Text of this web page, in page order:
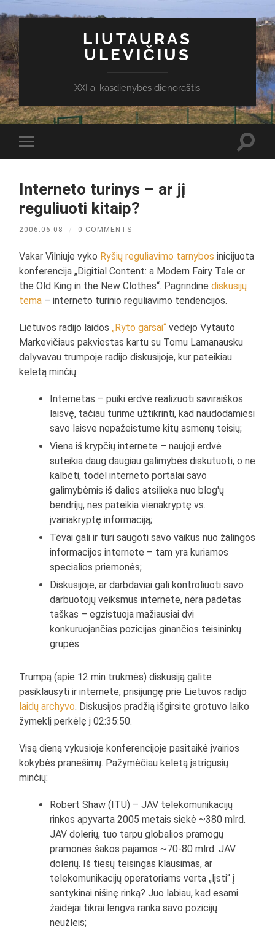
LIUTAURAS
ULEVIČIUS
XXI a. kasdienybės dienoraštis
Toggle
mobile
Interneto turinys – ar jį
reguliuoti kitaip?
2006.06.08 / 0 COMMENTS
Vakar Vilniuje vyko Ryšių reguliavimo tarnybos inicijuota
konferencija „Digitial Content: a Modern Fairy Tale or
the Old King in the New Clothes“. Pagrindinėdiskusijų
tema – interneto turinio reguliavimo tendencijos.
Lietuvos radijo laidos„Ryto garsai“ vedėjo Vytauto
Markevičiaus pakviestas kartu su Tomu Lamanausku
dalyvavau trumpoje radijo diskusijoje, kur pateikiau
keletą minčių:
Internetas – puiki erdvė realizuoti saviraiškos
laisvę, tačiau turime užtikrinti, kad naudodamiesi
savo laisve nepažeistume kitų asmenų teisių;
Viena iš krypčių internete – naujoji erdvė
suteikia daug daugiau galimybės diskutuoti, o ne
kalbėti, todėl interneto portalai savo
galimybėmis iš dalies atsilieka nuo blog'ų
bendrijų, nes pateikia vienakryptę vs.
įvairiakryptę informaciją;
Tėvai gali ir turi saugoti savo vaikus nuo žalingos
informacijos internete – tam yra kuriamos
specialios priemonės;
Diskusijoje, ar darbdaviai gali kontroliuoti savo
darbuotojų veiksmus internete, nėra padėtas
taškas – egzistuoja mažiausiai dvi
konkuruojančias pozicijas ginančios teisininkų
grupės.
Trumpą (apie 12 min trukmės) diskusiją galite
pasiklausyti ir internete, prisijungę prie Lietuvos radijo
laidų archyvo. Diskusijos pradžią išgirsite grotuvo laiko
žymeklį perkėlę į 02:35:50.
Visą dieną vykusioje konferencijoje pasitaikė įvairios
kokybės pranešimų. Pažymėčiau keletą įstrigusių
minčių:
Robert Shaw (ITU) – JAV telekomunikacijų
rinkos apyvarta 2005 metais siekė ~380 mlrd.
JAV dolerių, tuo tarpu globalios pramogų
pramonės šakos pajamos ~70-80 mlrd. JAV
dolerių. Iš tiesų teisingas klausimas, ar
telekomunikacijų operatoriams verta „lįsti“ į
santykinai nišinę rinką? Juo labiau, kad esami
žaidėjai tikrai lengva ranka savo pozicijų
neužleis;